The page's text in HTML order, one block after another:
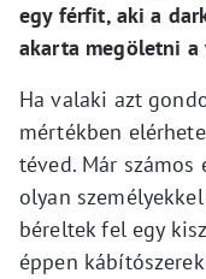
egy férfit, aki a
akarta megöletni
Ha valaki azt
mértékben
téved. Már
olyan
béreltek fel egy
éppen